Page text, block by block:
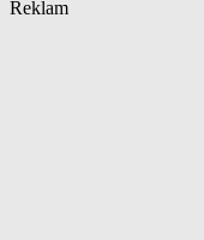
Reklam